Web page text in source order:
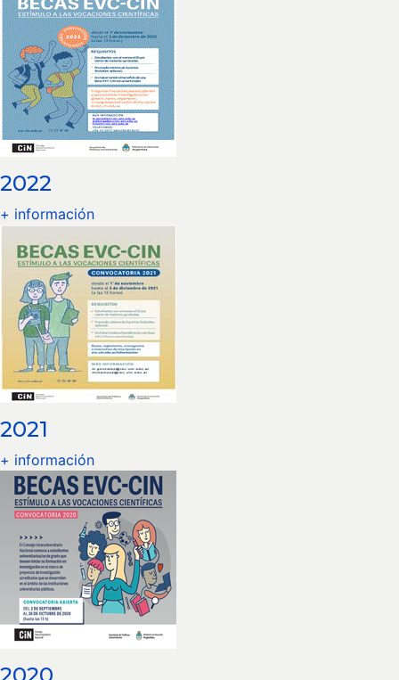
2022
+ información
2021
+ información